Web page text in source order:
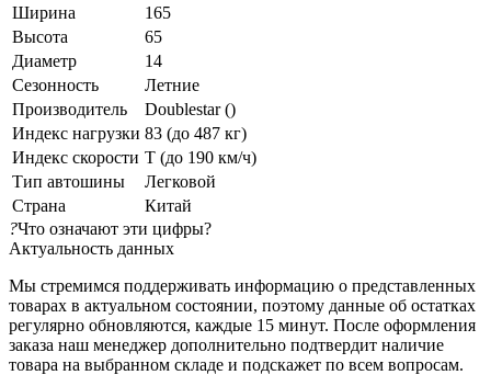
Ширина
165
Высота
65
Диаметр
14
Сезонность
Летние
Производитель
Doublestar ()
Индекс нагрузки 83 (до 487 кг)
Индекс скорости T (до 190 км/ч)
Тип автошины
Легковой
Страна
Китай
?Что означают эти цифры?
Актуальность данных
Мы стремимся поддерживать информацию о представленных
товарах в актуальном состоянии, поэтому данные об остатках
регулярно обновляются, каждые 15 минут. После оформления
заказа наш менеджер дополнительно подтвердит наличие
товара на выбранном складе и подскажет по всем вопросам.